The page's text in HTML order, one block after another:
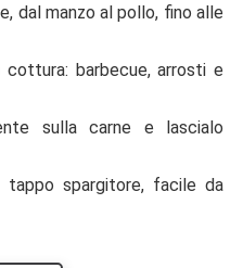
dal manzo al pollo, fino alle
barbecue, arrosti e
sulla carne e lascialo
spargitore, facile da